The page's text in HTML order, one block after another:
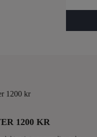
1200 KR